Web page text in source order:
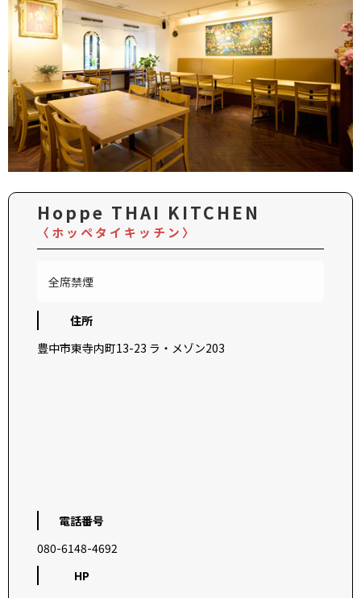
Hoppe THAI KITCHEN
〈ホッペタイキッチン〉
全席禁煙
住所
豊中市東寺内町13-23 ラ・メゾン203
電話番号
080-6148-4692
HP